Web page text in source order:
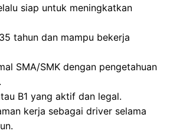
siap untuk meningkatkan
tahun dan mampu bekerja
SMA/SMK dengan pengetahuan
B1 yang aktif dan legal.
kerja sebagai driver selama